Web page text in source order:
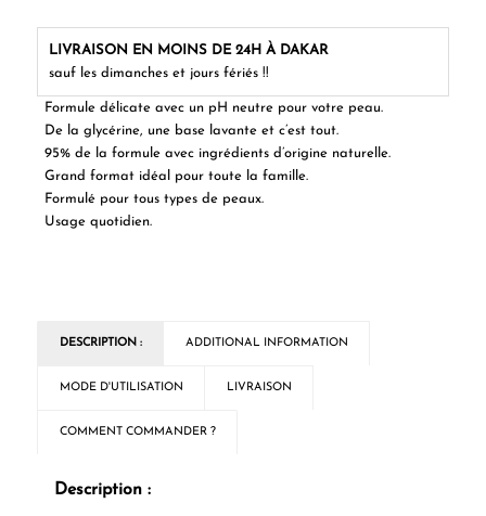
Formule délicate avec un pH neutre pour votre peau.
De la glycérine, une base lavante et c’est tout.
95% de la formule avec ingrédients d’origine naturelle.
Grand format idéal pour toute la famille.
Formulé pour tous types de peaux.
Usage quotidien.
LIVRAISON EN MOINS DE 24H À DAKAR
sauf les dimanches et jours fériés !!
DESCRIPTION : ADDITIONAL INFORMATION
MODE D'UTILISATION LIVRAISON
COMMENT COMMANDER ?
Description :